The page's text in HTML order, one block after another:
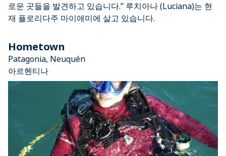
로운 곳들을 발견하고 있습니다.” 루치아나 (Luciana)는 현
재 플로리다주 마이애미에 살고 있습니다.
Hometown
Patagonia, Neuquén
아르헨티나